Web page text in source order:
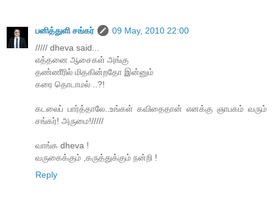
பனித்துளி சங்கர்
09 May, 2010 22:00
///// dheva said...
எத்தனை ஆசைகள் அங்கு
தண்ணீரில் மிதகின்றதோ இன்னும்
கரை தொடாமல் ..?!
கடலைப் பார்த்தாலே..உங்கள் கவிதைதான் எனக்கு ஞாபகம் வரும்
சங்கர்! அருமை!/////
வாங்க dheva !
வருகைக்கும் ,கருத்துக்கும் நன்றி !
Reply